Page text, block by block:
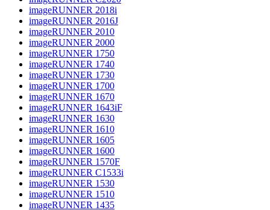
imageRUNNER 2018i
imageRUNNER 2016J
imageRUNNER 2010
imageRUNNER 2000
imageRUNNER 1750
imageRUNNER 1740
imageRUNNER 1730
imageRUNNER 1700
imageRUNNER 1670
imageRUNNER 1643iF
imageRUNNER 1630
imageRUNNER 1610
imageRUNNER 1605
imageRUNNER 1600
imageRUNNER 1570F
imageRUNNER C1533i
imageRUNNER 1530
imageRUNNER 1510
imageRUNNER 1435